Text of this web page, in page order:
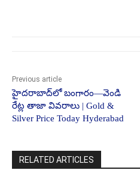
Previous article
హైదరాబాద్‌లో బంగారం—వెండి
రేట్ల తాజా వివరాలు | Gold &
Silver Price Today Hyderabad
RELATED ARTICLES